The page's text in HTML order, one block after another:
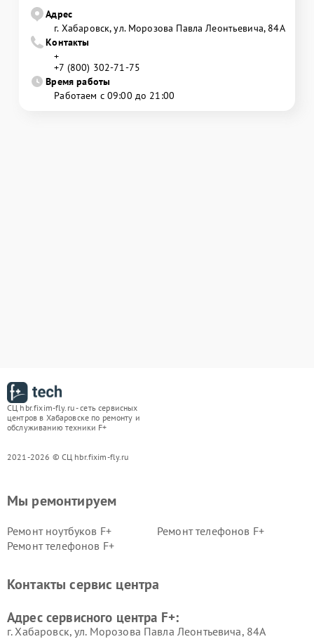
Адрес
г. Хабаровск, ул. Морозова Павла Леонтьевича, 84А
Контакты
+
+7 (800) 302-71-75
Время работы
Работаем с 09:00 до 21:00
СЦ hbr.fixim-fly.ru - сеть сервисных
центров в Хабаровске по ремонту и
обслуживанию техники F+
2021-2026 © СЦ hbr.fixim-fly.ru
Мы ремонтируем
Ремонт ноутбуков F+
Ремонт телефонов F+
Ремонт телефонов F+
Контакты сервис центра
Адрес сервисного центра F+:
г. Хабаровск, ул. Морозова Павла Леонтьевича, 84А